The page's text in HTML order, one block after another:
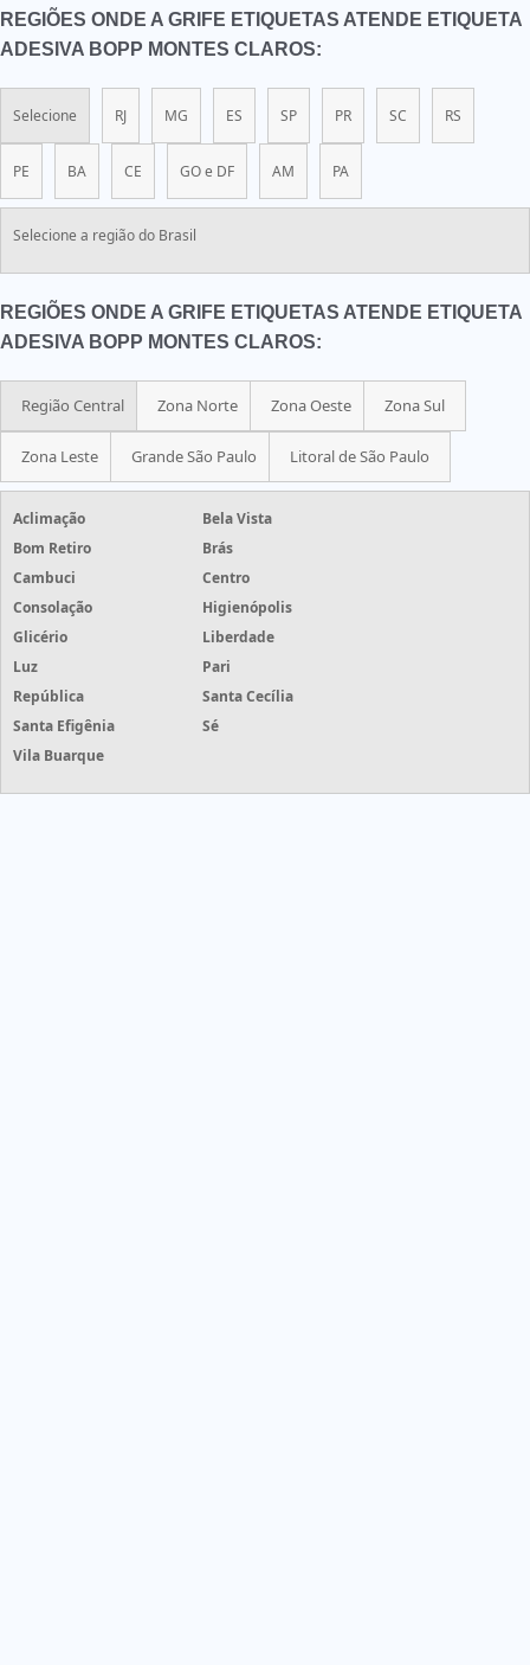
REGIÕES ONDE A GRIFE ETIQUETAS ATENDE ETIQUETA
ADESIVA BOPP MONTES CLAROS:
Selecione RJ MG ES SP PR SC RS
PE BA CE GO e DF AM PA
Selecione a região do Brasil
REGIÕES ONDE A GRIFE ETIQUETAS ATENDE ETIQUETA
ADESIVA BOPP MONTES CLAROS:
Região Central Zona Norte Zona Oeste Zona Sul
Zona Leste Grande São Paulo Litoral de São Paulo
Aclimação
Bela Vista
Bom Retiro
Brás
Cambuci
Centro
Consolação
Higienópolis
Glicério
Liberdade
Luz
Pari
República
Santa Cecília
Santa Efigênia
Sé
Vila Buarque